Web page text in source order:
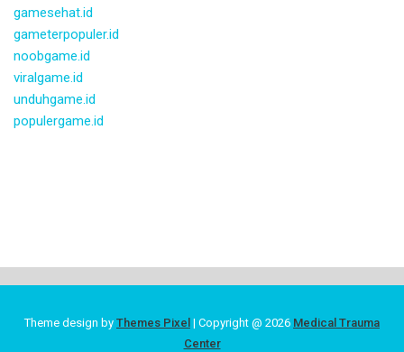
gamesehat.id
gameterpopuler.id
noobgame.id
viralgame.id
unduhgame.id
populergame.id
Theme design by Themes Pixel | Copyright @ 2026 Medical Trauma
Center